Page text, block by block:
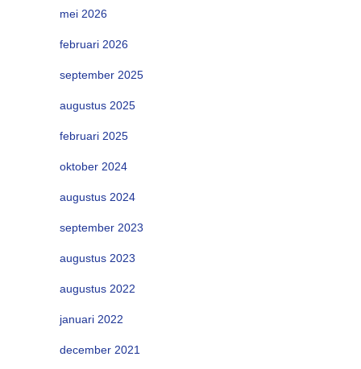
mei 2026
februari 2026
september 2025
augustus 2025
februari 2025
oktober 2024
augustus 2024
september 2023
augustus 2023
augustus 2022
januari 2022
december 2021